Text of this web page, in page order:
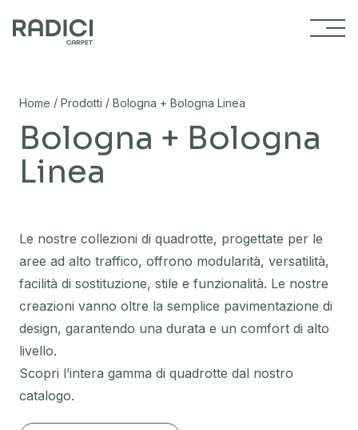
Home / Prodotti / Bologna + Bologna Linea
Bologna + Bologna
Linea
Le nostre collezioni di quadrotte, progettate per le
aree ad alto traffico, offrono modularità, versatilità,
facilità di sostituzione, stile e funzionalità. Le nostre
creazioni vanno oltre la semplice pavimentazione di
design, garantendo una durata e un comfort di alto
livello.
Scopri l’intera gamma di quadrotte dal nostro
catalogo.